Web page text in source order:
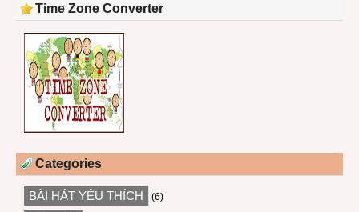
Time Zone Converter
Categories
BÀI HÁT YÊU THÍCH (6)